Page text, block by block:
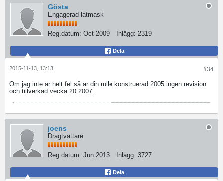
Gösta
Engagerad latmask
Reg.datum: Oct 2009 Inlägg: 2319
Dela
#34
2015-11-13, 13:13
Om jag inte är helt fel så är din rulle konstruerad 2005 ingen revision
och tillverkad vecka 20 2007.
joens
Dragtvättare
Reg.datum: Jun 2013 Inlägg: 3727
Dela